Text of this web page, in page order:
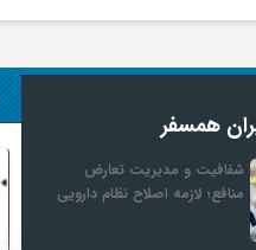
همسفر
شفافیت و مدیریت تعارض
منافع؛ لازمه اصلاح نظام دارویی